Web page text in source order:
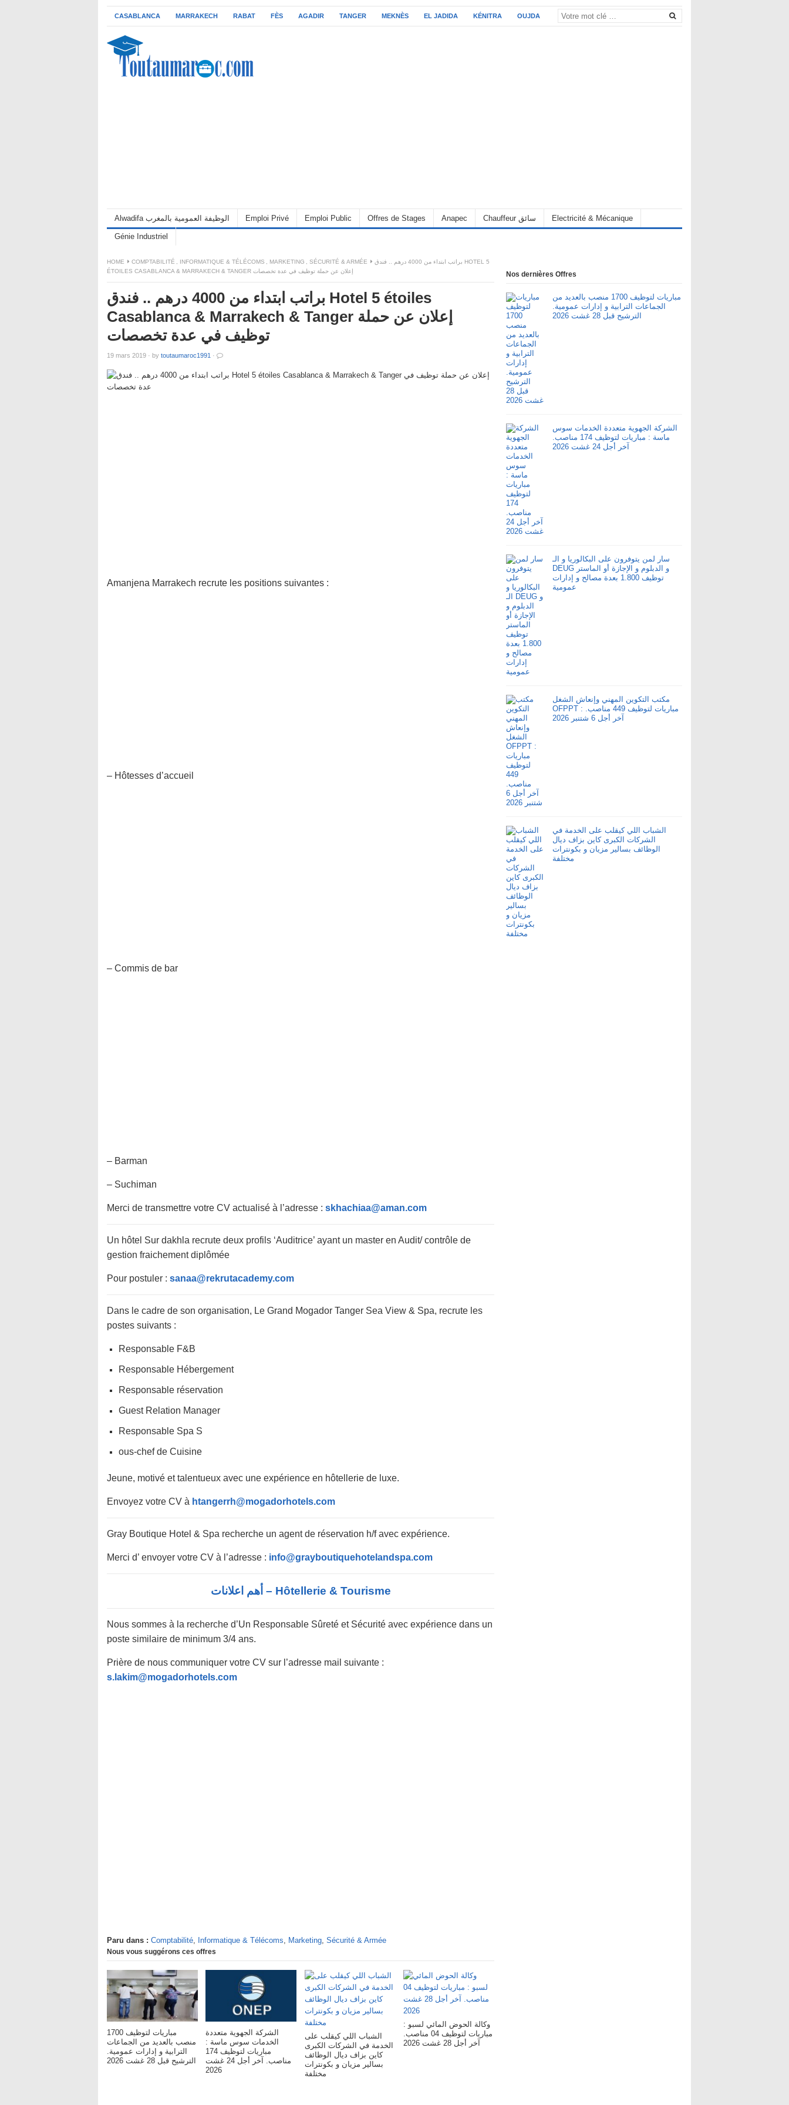
CASABLANCA MARRAKECH RABAT FÈS AGADIR TANGER MEKNÈS EL JADIDA KÉNITRA OUJDA
Alwadifa الوظيفة العمومية بالمغرب Emploi Privé Emploi Public Offres de Stages Anapec Chauffeur سائق Electricité & Mécanique
Génie Industriel
HOME COMPTABILITÉ INFORMATIQUE & TÉLÉCOMS MARKETING SÉCURITÉ & ARMÉE
براتب ابتداء من 4000 درهم .. فندق HOTEL 5
ÉTOILES CASABLANCA & MARRAKECH & TANGER إعلان عن حملة توظيف في عدة تخصصات
براتب ابتداء من 4000 درهم .. فندق Hotel 5 étoiles
Casablanca & Marrakech & Tanger إعلان عن حملة
توظيف في عدة تخصصات
19 mars 2019 · by toutaumaroc1991 ·
Amanjena Marrakech recrute les positions suivantes :
– Hôtesses d’accueil
– Commis de bar
– Barman
– Suchiman
Merci de transmettre votre CV actualisé à l’adresse : skhachiaa@aman.com
Un hôtel Sur dakhla recrute deux profils ‘Auditrice’ ayant un master en Audit/ contrôle de
gestion fraichement diplômée
Pour postuler : sanaa@rekrutacademy.com
Dans le cadre de son organisation, Le Grand Mogador Tanger Sea View & Spa, recrute les
postes suivants :
Responsable F&B
Responsable Hébergement
Responsable réservation
Guest Relation Manager
Responsable Spa S
ous-chef de Cuisine
Jeune, motivé et talentueux avec une expérience en hôtellerie de luxe.
Envoyez votre CV à htangerrh@mogadorhotels.com
Gray Boutique Hotel & Spa recherche un agent de réservation h/f avec expérience.
Merci d’ envoyer votre CV à l’adresse : info@grayboutiquehotelandspa.com
Hôtellerie & Tourisme – أهم اعلانات
Nous sommes à la recherche d’Un Responsable Sûreté et Sécurité avec expérience dans un
poste similaire de minimum 3/4 ans.
Prière de nous communiquer votre CV sur l’adresse mail suivante :
s.lakim@mogadorhotels.com
Paru dans : Comptabilité, Informatique & Télécoms, Marketing, Sécurité & Armée
Nous vous suggérons ces offres
مباريات لتوظيف 1700
منصب بالعديد من الجماعات
الترابية و إدارات عمومية.
الترشيح قبل 28 غشت 2026
الشركة الجهوية متعددة
الخدمات سوس ماسة :
مباريات لتوظيف 174
مناصب. آخر أجل 24 غشت
2026
الشباب اللي كيقلب على
الخدمة في الشركات الكبرى
كاين بزاف ديال الوظائف
بسالير مزيان و بكونترات
مختلفة
وكالة الحوض المائي لسبو :
مباريات لتوظيف 04 مناصب.
آخر أجل 28 غشت 2026
Nos dernières Offres
مباريات لتوظيف 1700 منصب بالعديد من
الجماعات الترابية و إدارات عمومية.
الترشيح قبل 28 غشت 2026
الشركة الجهوية متعددة الخدمات سوس
ماسة : مباريات لتوظيف 174 مناصب.
آخر أجل 24 غشت 2026
سار لمن يتوفرون على البكالوريا و الـ
DEUG و الدبلوم و الإجازة أو الماستر
توظيف 1.800 بعدة مصالح و إدارات
عمومية
مكتب التكوين المهني وإنعاش الشغل
OFPPT : مباريات لتوظيف 449 مناصب.
آخر أجل 6 شتنبر 2026
الشباب اللي كيقلب على الخدمة في
الشركات الكبرى كاين بزاف ديال
الوظائف بسالير مزيان و بكونترات
مختلفة